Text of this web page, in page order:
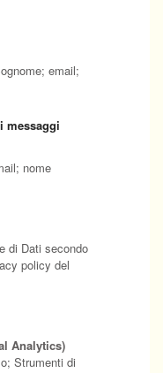
email;
messaggi
nome
di Dati secondo
policy del
Analytics)
Strumenti di